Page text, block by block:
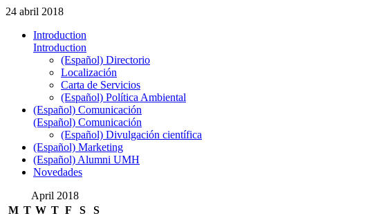
24 abril 2018
Introduction
Introduction
(Español) Directorio
Localización
Carta de Servicios
(Español) Política Ambiental
(Español) Comunicación
(Español) Comunicación
(Español) Divulgación científica
(Español) Marketing
(Español) Alumni UMH
Novedades
April 2018
M T W T F S
S